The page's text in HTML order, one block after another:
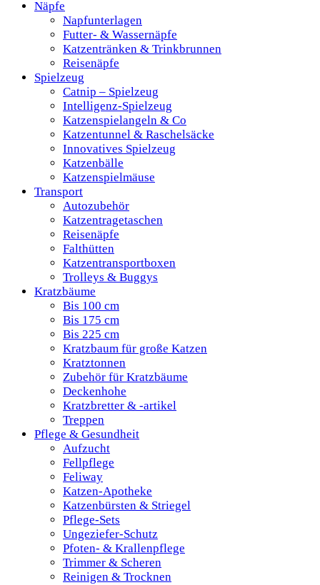
Näpfe
Napfunterlagen
Futter- & Wassernäpfe
Katzentränken & Trinkbrunnen
Reisenäpfe
Spielzeug
Catnip – Spielzeug
Intelligenz-Spielzeug
Katzenspielangeln & Co
Katzentunnel & Raschelsäcke
Innovatives Spielzeug
Katzenbälle
Katzenspielmäuse
Transport
Autozubehör
Katzentragetaschen
Reisenäpfe
Falthütten
Katzentransportboxen
Trolleys & Buggys
Kratzbäume
Bis 100 cm
Bis 175 cm
Bis 225 cm
Kratzbaum für große Katzen
Kratztonnen
Zubehör für Kratzbäume
Deckenhohe
Kratzbretter & -artikel
Treppen
Pflege & Gesundheit
Aufzucht
Fellpflege
Feliway
Katzen-Apotheke
Katzenbürsten & Striegel
Pflege-Sets
Ungeziefer-Schutz
Pfoten- & Krallenpflege
Trimmer & Scheren
Reinigen & Trocknen